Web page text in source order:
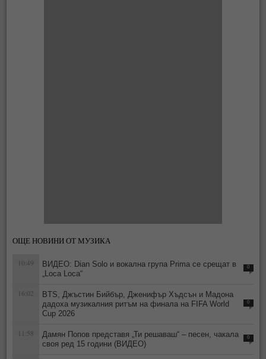
ОЩЕ НОВИНИ ОТ МУЗИКА
10:49
ВИДЕО: Dian Solo и вокална група Prima се срещат в
„Loca Loca“
0
16:02
BTS, Джъстин Бийбър, Дженифър Хъдсън и Мадона
дадоха музикалния ритъм на финала на FIFA World
Cup 2026
0
11:58
Дамян Попов представя „Ти решаваш“ – песен, чакала
своя ред 15 години (ВИДЕО)
0